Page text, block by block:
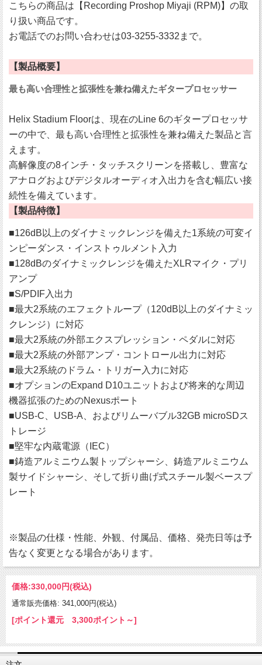
こちらの商品は【Recording Proshop Miyaji (RPM)】の取
り扱い商品です。
お電話でのお問い合わせは03-3255-3332まで。
【製品概要】
最も高い合理性と拡張性を兼ね備えたギタープロセッサー
Helix Stadium Floorは、現在のLine 6のギタープロセッサ
ーの中で、最も高い合理性と拡張性を兼ね備えた製品と言
えます。
高解像度の8インチ・タッチスクリーンを搭載し、豊富な
アナログおよびデジタルオーディオ入出力を含む幅広い接
続性を備えています。
【製品特徴】
■126dB以上のダイナミックレンジを備えた1系統の可変イ
ンピーダンス・インストゥルメント入力
■128dBのダイナミックレンジを備えたXLRマイク・プリ
アンプ
■S/PDIF入出力
■最大2系統のエフェクトループ（120dB以上のダイナミッ
クレンジ）に対応
■最大2系統の外部エクスプレッション・ペダルに対応
■最大2系統の外部アンプ・コントロール出力に対応
■最大2系統のドラム・トリガー入力に対応
■オプションのExpand D10ユニットおよび将来的な周辺
機器拡張のためのNexusポート
■USB-C、USB-A、およびリムーバブル32GB microSDス
トレージ
■堅牢な内蔵電源（IEC）
■鋳造アルミニウム製トップシャーシ、鋳造アルミニウム
製サイドシャーシ、そして折り曲げ式スチール製ベースプ
レート
※製品の仕様・性能、外観、付属品、価格、発売日等は予
告なく変更となる場合があります。
価格:330,000円(税込)
通常販売価格: 341,000円(税込)
[ポイント還元 3,300ポイント～]